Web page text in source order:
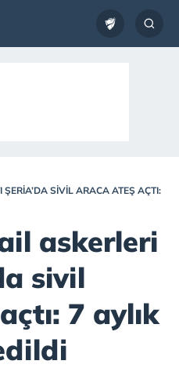
SIVIL ARACA ATEŞ AÇTI:
askerleri
sivil
7 aylık